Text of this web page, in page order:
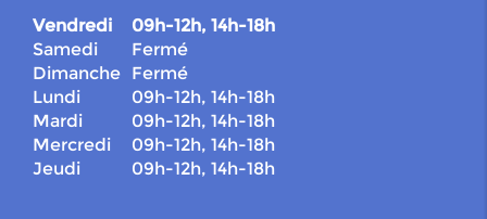
Vendredi
09h-12h, 14h-18h
Samedi
Fermé
Dimanche Fermé
Lundi
09h-12h, 14h-18h
Mardi
09h-12h, 14h-18h
Mercredi
09h-12h, 14h-18h
Jeudi
09h-12h, 14h-18h